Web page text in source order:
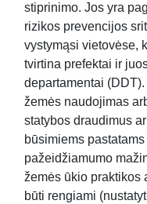
stiprinimo. Jos yra
rizikos prevencijos
vystymąsi vietovėse,
tvirtina prefektai ir
departamentai
žemės naudojimas
statybos draudimus
būsimiems
pažeidžiamumo
žemės ūkio praktikos
būti rengiami